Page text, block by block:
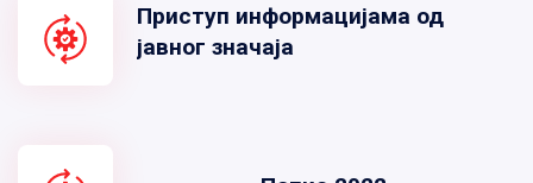
Приступ информацијама од
јавног значаја